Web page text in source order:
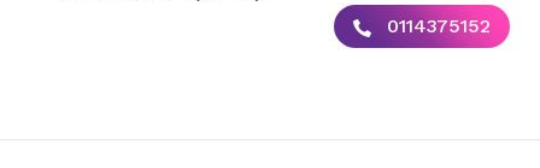
0114375152